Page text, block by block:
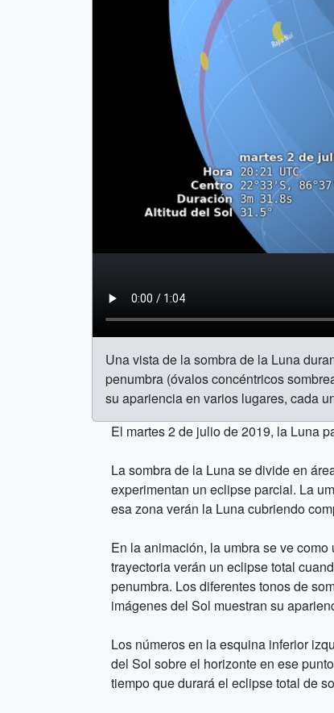
Una vista de la sombra de la Luna
penumbra (óvalos concéntricos
su apariencia en varios lugares, cada
El martes 2 de julio de 2019, la Luna
La sombra de la Luna se divide en
experimentan un eclipse parcial. La
esa zona verán la Luna cubriendo
En la animación, la umbra se ve
trayectoria verán un eclipse total
penumbra. Los diferentes tonos de
imágenes del Sol muestran su
Los números en la esquina inferior
del Sol sobre el horizonte en ese
tiempo que durará el eclipse total de